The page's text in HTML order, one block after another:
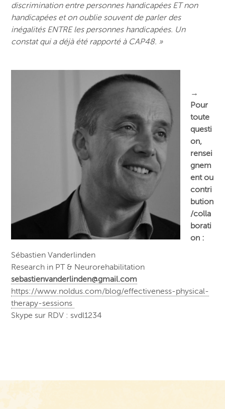
discrimination entre personnes handicapées ET non
handicapées et on oublie souvent de parler des
inégalités ENTRE les personnes handicapées. Un
constat qui a déjà été rapporté à CAP48. »
→
Pour
toute
questi
on,
rensei
gnem
ent ou
contri
bution
/colla
borati
on :
Sébastien Vanderlinden
Research in PT & Neurorehabilitation
sebastienvanderlinden@gmail.com
https://www.noldus.com/blog/effectiveness-physical-
therapy-sessions
Skype sur RDV : svdl1234